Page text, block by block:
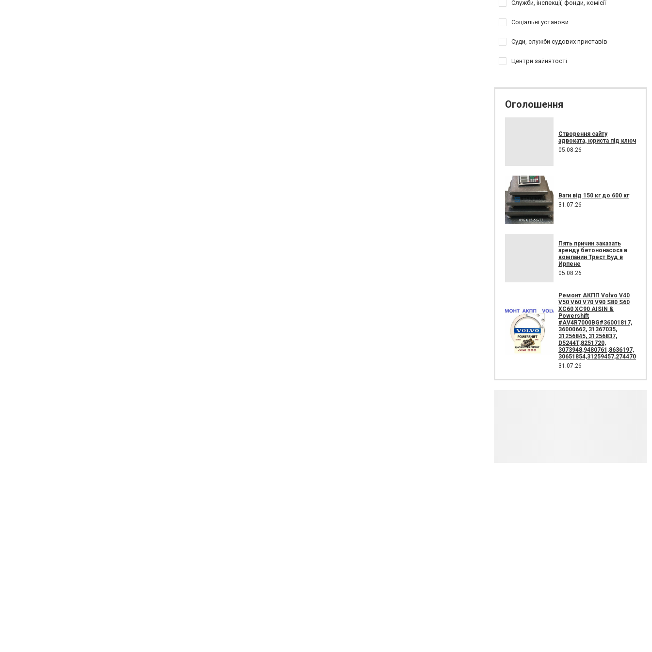
Служби, інспекції, фонди, комісії
Соціальні установи
Суди, служби судових приставів
Центри зайнятості
Оголошення
Створення сайту
адвоката, юриста під ключ
05.08.26
Ваги від 150 кг до 600 кг
31.07.26
Пять причин заказать
аренду бетононасоса в
компании Трест Буд в
Ирпене
05.08.26
Ремонт АКПП Volvo V40
V50 V60 V70 V90 S80 S60
XC60 XC90 AISIN &
Powershift
#AV4R7000BG#36001817,
36000662, 31367035,
31256845, 31256837,
D5244T,8251720,
3073948,9480761,8636197,
30651854,31259457,274470
31.07.26